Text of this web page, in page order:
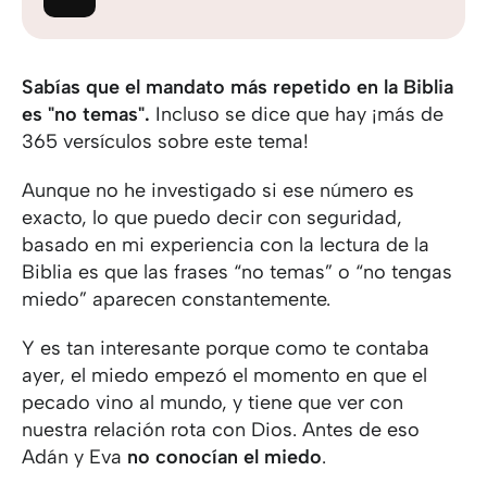
Sabías que el mandato más repetido en la Biblia
es "no temas". Incluso se dice que hay ¡más de
365 versículos sobre este tema!
Aunque no he investigado si ese número es
exacto, lo que puedo decir con seguridad,
basado en mi experiencia con la lectura de la
Biblia es que las frases “no temas” o “no tengas
miedo” aparecen constantemente.
Y es tan interesante porque como te contaba
ayer, el miedo empezó el momento en que el
pecado vino al mundo, y tiene que ver con
nuestra relación rota con Dios. Antes de eso
Adán y Eva no conocían el miedo.